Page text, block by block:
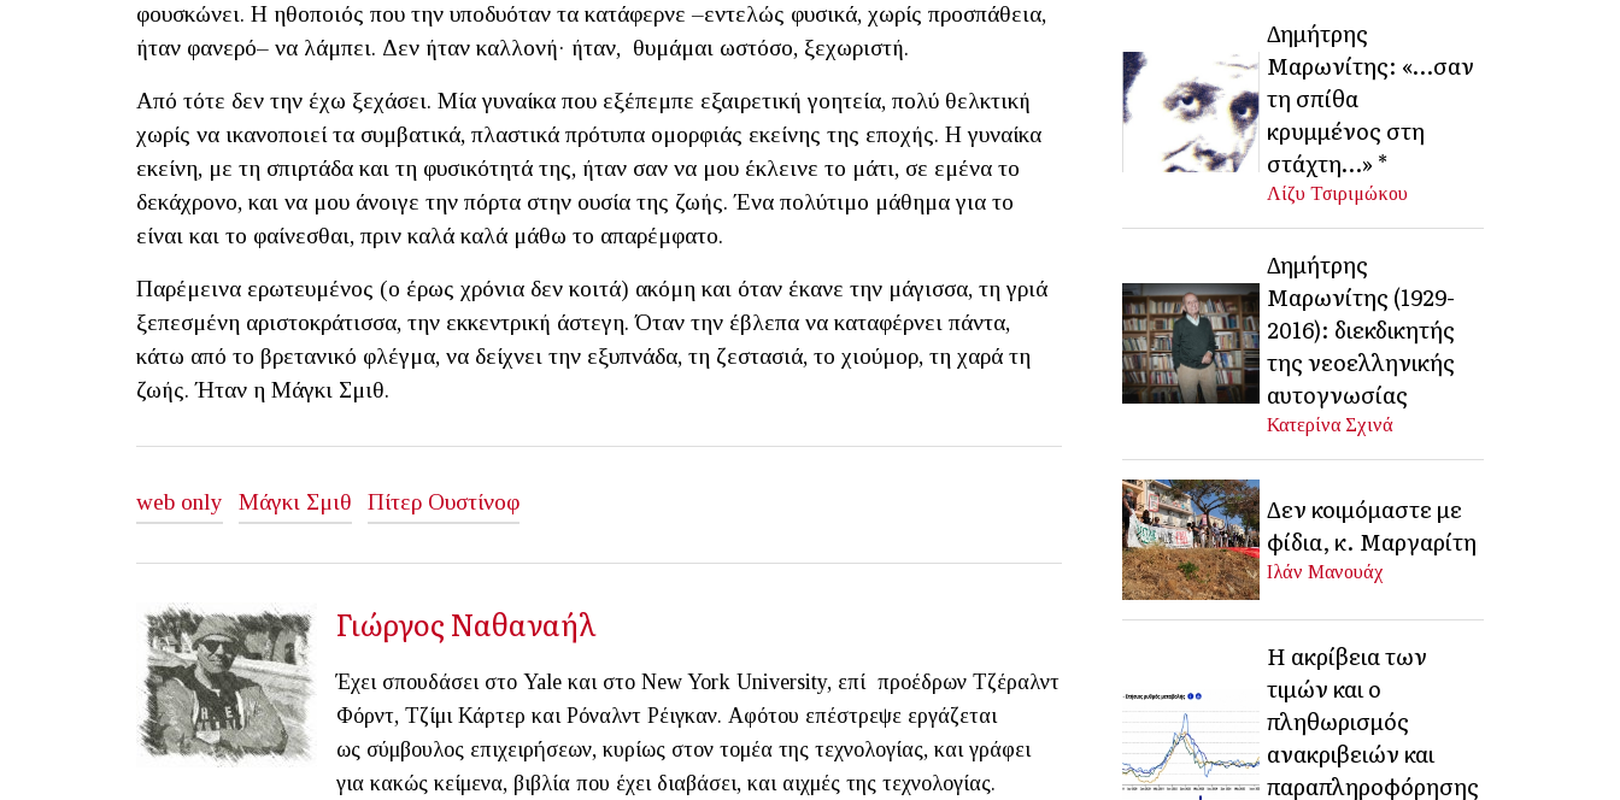
φουσκώνει. Η ηθοποιός που την υποδυόταν τα κατάφερνε –εντελώς φυσικά, χωρίς προσπάθεια,
ήταν φανερό– να λάμπει. Δεν ήταν καλλονή· ήταν, θυμάμαι ωστόσο, ξεχωριστή.
Από τότε δεν την έχω ξεχάσει. Μία γυναίκα που εξέπεμπε εξαιρετική γοητεία, πολύ θελκτική
χωρίς να ικανοποιεί τα συμβατικά, πλαστικά πρότυπα ομορφιάς εκείνης της εποχής. Η γυναίκα
εκείνη, με τη σπιρτάδα και τη φυσικότητά της, ήταν σαν να μου έκλεινε το μάτι, σε εμένα το
δεκάχρονο, και να μου άνοιγε την πόρτα στην ουσία της ζωής. Ένα πολύτιμο μάθημα για το
είναι και το φαίνεσθαι, πριν καλά καλά μάθω το απαρέμφατο.
Παρέμεινα ερωτευμένος (ο έρως χρόνια δεν κοιτά) ακόμη και όταν έκανε την μάγισσα, τη γριά
ξεπεσμένη αριστοκράτισσα, την εκκεντρική άστεγη. Όταν την έβλεπα να καταφέρνει πάντα,
κάτω από το βρετανικό φλέγμα, να δείχνει την εξυπνάδα, τη ζεστασιά, το χιούμορ, τη χαρά τη
ζωής. Ήταν η Μάγκι Σμιθ.
web only Μάγκι Σμιθ Πίτερ Ουστίνοφ
Γιώργος Ναθαναήλ
Έχει σπουδάσει στο Yale και στο New York University, επί προέδρων Τζέραλντ
Φόρντ, Τζίμι Κάρτερ και Ρόναλντ Ρέιγκαν. Αφότου επέστρεψε εργάζεται
ως σύμβουλος επιχειρήσεων, κυρίως στον τομέα της τεχνολογίας, και γράφει
για κακώς κείμενα, βιβλία που έχει διαβάσει, και αιχμές της τεχνολογίας.
Δημήτρης
Μαρωνίτης: «…σαν
τη σπίθα
κρυμμένος στη
στάχτη…» *
Λίζυ Τσιριμώκου
Δημήτρης
Μαρωνίτης (1929-
2016): διεκδικητής
της νεοελληνικής
αυτογνωσίας
Κατερίνα Σχινά
Δεν κοιμόμαστε με
φίδια, κ. Μαργαρίτη
Ιλάν Μανουάχ
Η ακρίβεια των
τιμών και ο
πληθωρισμός
ανακριβειών και
παραπληροφόρησης